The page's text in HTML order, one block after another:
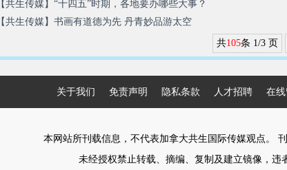
【共生传媒】“十四五”时期，各地要办哪些大事？
【共生传媒】书画有道德为先 丹青妙品游太空
共105条 1/3 页
关于我们 免责声明 隐私条款 人才招聘 在
本网站所刊载信息，不代表加拿大共生国际传媒观点。
未经授权禁止转载、摘编、复制及建立镜像，违